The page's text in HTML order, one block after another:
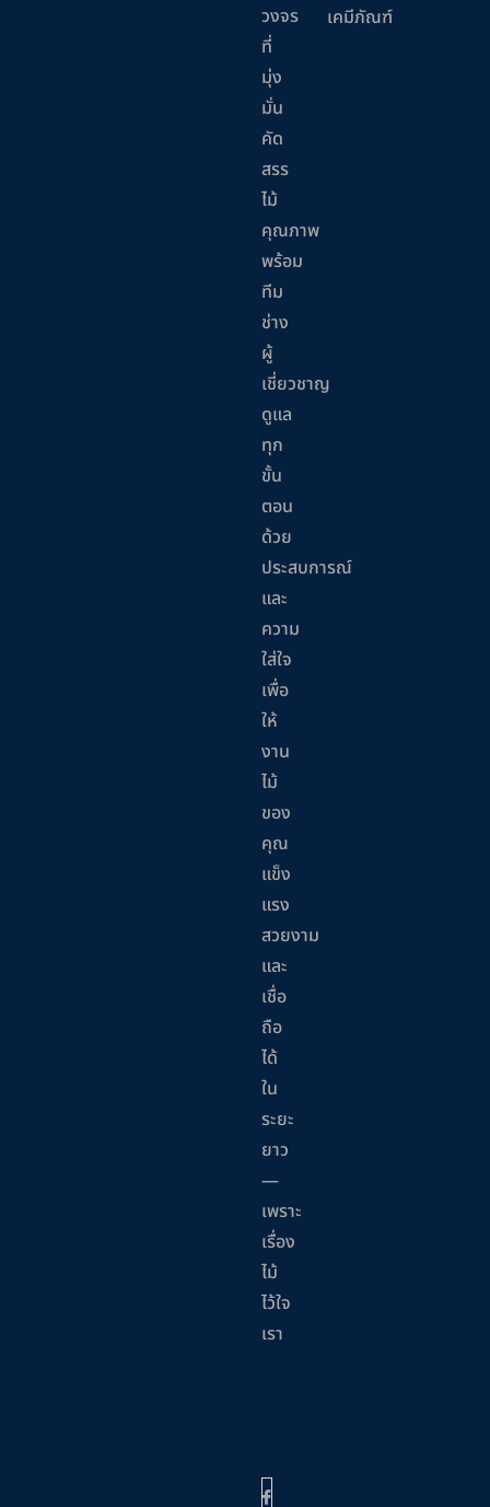
วงจร
ที่
มุ่ง
มั่น
คัด
สรร
ไม้
คุณภาพ
พร้อม
ทีม
ช่าง
ผู้
เชี่ยวชาญ
ดูแล
ทุก
ขั้น
ตอน
ด้วย
ประสบการณ์
และ
ความ
ใส่ใจ
เพื่อ
ให้
งาน
ไม้
ของ
คุณ
แข็ง
แรง
สวยงาม
และ
เชื่อ
ถือ
ได้
ใน
ระยะ
ยาว
—
เพราะ
เรื่อง
ไม้
ไว้ใจ
เรา
เคมีภัณฑ์